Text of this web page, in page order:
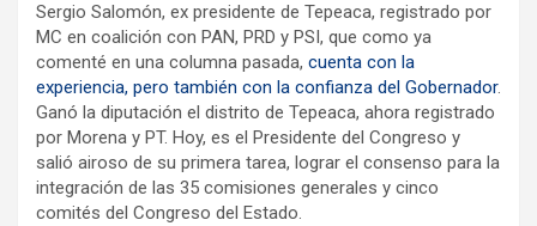
Sergio Salomón, ex presidente de Tepeaca, registrado por
MC en coalición con PAN, PRD y PSI, que como ya
comenté en una columna pasada, cuenta con la
experiencia, pero también con la confianza del Gobernador.
Ganó la diputación el distrito de Tepeaca, ahora registrado
por Morena y PT. Hoy, es el Presidente del Congreso y
salió airoso de su primera tarea, lograr el consenso para la
integración de las 35 comisiones generales y cinco
comités del Congreso del Estado.